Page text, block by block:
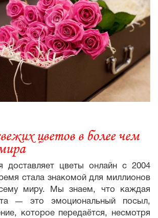
цветов в более чем
доставляет цветы онлайн с 2004
стала знакомой для миллионов
миру. Мы знаем, что каждая
—
это эмоциональный посыл,
которое передаётся, несмотря